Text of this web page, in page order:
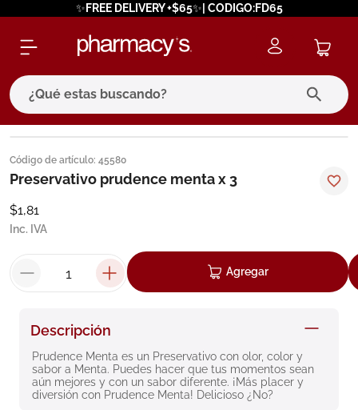
✨FREE DELIVERY +$65✨| CODIGO:FD65
¿Qué estas buscando?
Código de artículo: 45580
Preservativo prudence menta x 3
$1,81
Inc. IVA
Agregar
Descripción
Prudence Menta es un Preservativo con olor, color y
sabor a Menta. Puedes hacer que tus momentos sean
aún mejores y con un sabor diferente. ¡Más placer y
diversión con Prudence Menta! Delicioso ¿No?
términos más buscados
1. eucerin
2
3.
5. cerave
8. roche posay
9. megacistin